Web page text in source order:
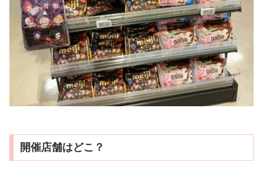
開催店舗はどこ？